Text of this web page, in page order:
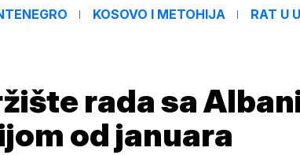
KOSOVO I METOHIJA RAT U
rada sa
od januara